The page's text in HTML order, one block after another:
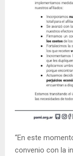
“En este
convenio con la